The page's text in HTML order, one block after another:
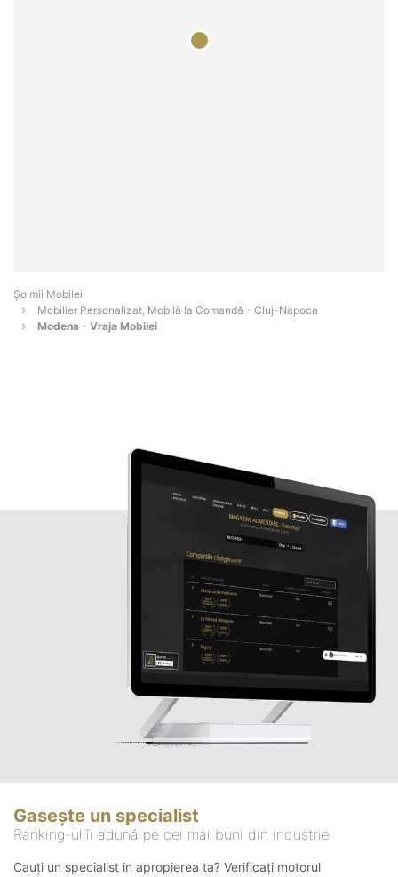
Șoimii Mobilei
Mobilier Personalizat, Mobilă la Comandă - Cluj-Napoca
Modena - Vraja Mobilei
Gasește un specialist
Ranking-ul îi adună pe cei mai buni din industrie
Cauți un specialist in apropierea ta? Verificați motorul